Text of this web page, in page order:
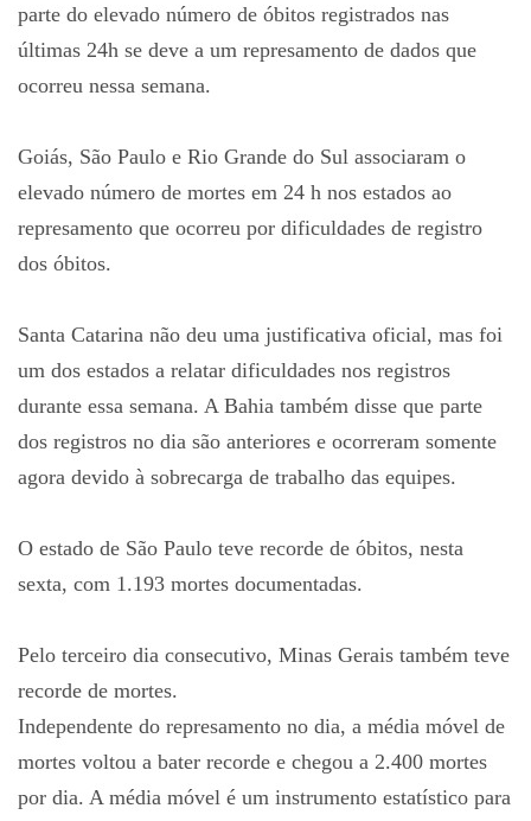
parte do elevado número de óbitos registrados nas
últimas 24h se deve a um represamento de dados que
ocorreu nessa semana.
Goiás, São Paulo e Rio Grande do Sul associaram o
elevado número de mortes em 24 h nos estados ao
represamento que ocorreu por dificuldades de registro
dos óbitos.
Santa Catarina não deu uma justificativa oficial, mas foi
um dos estados a relatar dificuldades nos registros
durante essa semana. A Bahia também disse que parte
dos registros no dia são anteriores e ocorreram somente
agora devido à sobrecarga de trabalho das equipes.
O estado de São Paulo teve recorde de óbitos, nesta
sexta, com 1.193 mortes documentadas.
Pelo terceiro dia consecutivo, Minas Gerais também teve
recorde de mortes.
Independente do represamento no dia, a média móvel de
mortes voltou a bater recorde e chegou a 2.400 mortes
por dia. A média móvel é um instrumento estatístico para